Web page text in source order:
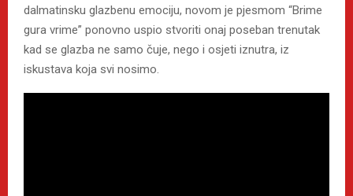
dalmatinsku glazbenu emociju, novom je pjesmom “Brime
gura vrime” ponovno uspio stvoriti onaj poseban trenutak
kad se glazba ne samo čuje, nego i osjeti iznutra, iz
iskustava koja svi nosimo.